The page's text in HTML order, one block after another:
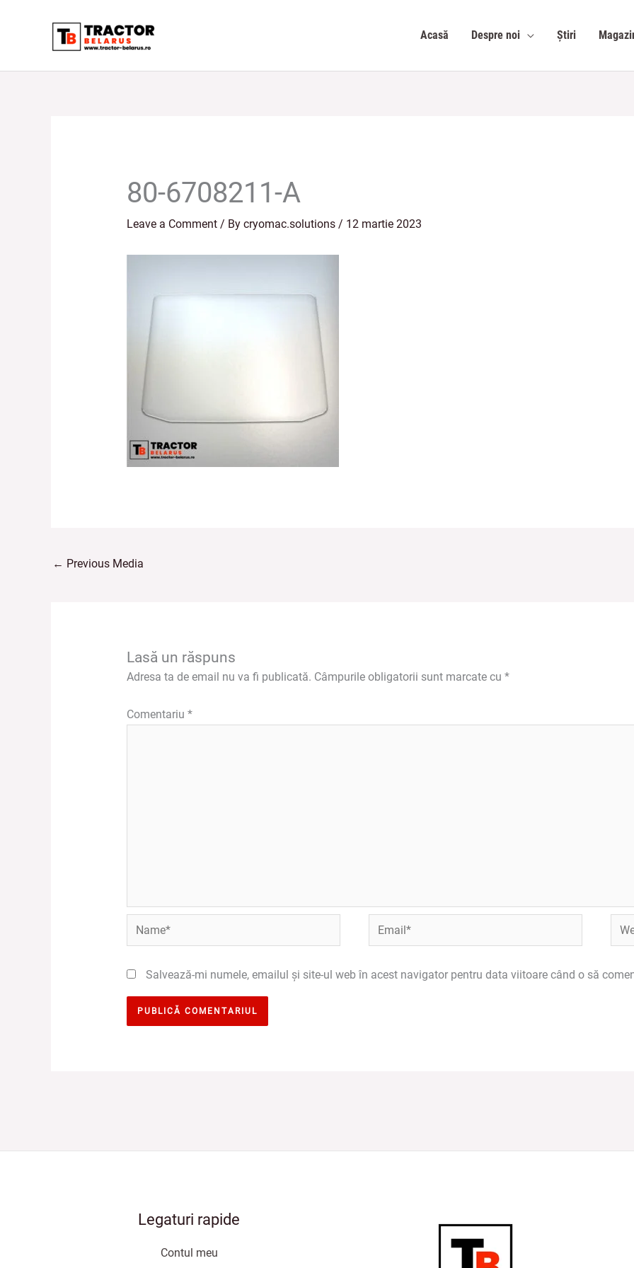
Acasă Despre noi Știri
80-6708211-A
Leave a Comment / By cryomac.solutions / 12 martie 2023
← Previous Media
Lasă un răspuns
Adresa ta de email nu va fi publicată. Câmpurile obligatorii sunt marcate cu *
Comentariu *
Name* Email*
Salvează-mi numele, emailul și site-ul web în acest navigator pentru data viitoare când o să
Legaturi rapide
Contul meu